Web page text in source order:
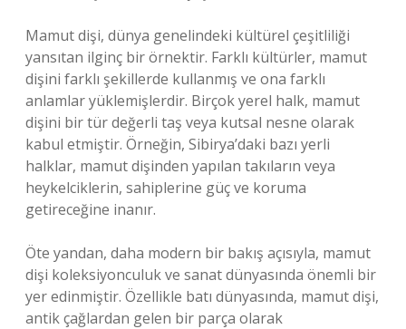
Mamut dişi, dünya genelindeki kültürel çeşitliliği
yansıtan ilginç bir örnektir. Farklı kültürler, mamut
dişini farklı şekillerde kullanmış ve ona farklı
anlamlar yüklemişlerdir. Birçok yerel halk, mamut
dişini bir tür değerli taş veya kutsal nesne olarak
kabul etmiştir. Örneğin, Sibirya’daki bazı yerli
halklar, mamut dişinden yapılan takıların veya
heykelciklerin, sahiplerine güç ve koruma
getireceğine inanır.
Öte yandan, daha modern bir bakış açısıyla, mamut
dişi koleksiyonculuk ve sanat dünyasında önemli bir
yer edinmiştir. Özellikle batı dünyasında, mamut dişi,
antik çağlardan gelen bir parça olarak